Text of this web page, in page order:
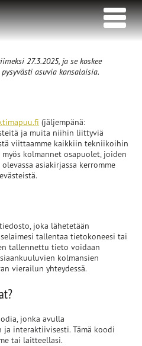
AUKAISE
VALIKKO
27.3.2025, ja se koskee
asuvia kansalaisia.
(jäljempänä:
ja muita niihin liittyviä
viittaamme kaikkiin tekniikoihin
myös kolmannet osapuolet, joiden
asiakirjassa kerromme
joka lähetetään
tallentaa tietokoneesi tai
tallennettu tieto voidaan
kolmansien
vierailun yhteydessä.
jonka avulla
interaktiivisesti. Tämä koodi
tai laitteellasi.